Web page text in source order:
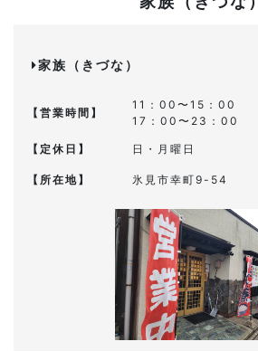
家族（きづな）
【営業時間】
11：00〜15：00
17：00〜23：00
【定休日】 日・月曜日
【所在地】 氷見市幸町9-54